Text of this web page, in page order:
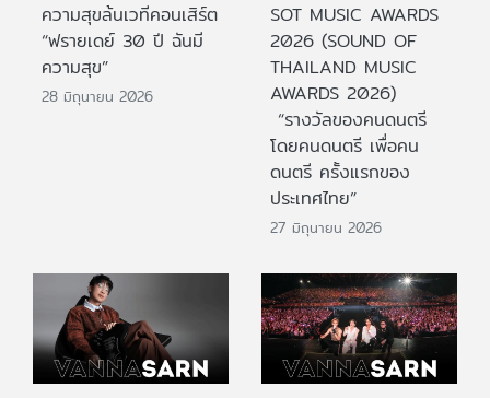
ความสุขล้นเวทีคอนเสิร์ต
“ฟรายเดย์ 30 ปี ฉันมี
ความสุข”
28 มิถุนายน 2026
SOT MUSIC AWARDS
2026 (SOUND OF
THAILAND MUSIC
AWARDS 2026)
“รางวัลของคนดนตรี
โดยคนดนตรี เพื่อคน
ดนตรี ครั้งแรกของ
ประเทศไทย”
27 มิถุนายน 2026